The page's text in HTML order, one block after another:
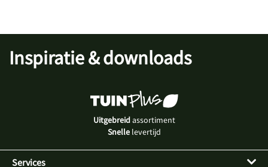
Inspiratie & downloads
Uitgebreidassortiment
Snellelevertijd
Services